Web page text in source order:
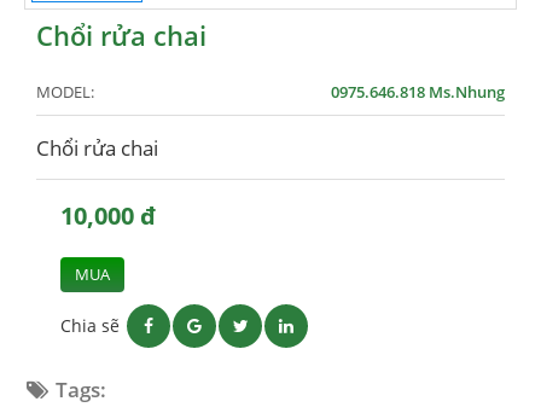
Chổi rửa chai
MODEL: 0975.646.818 Ms.Nhung
Chổi rửa chai
10,000 đ
MUA
Chia sẽ
Tags: